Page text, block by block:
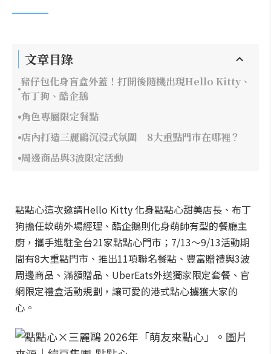
文章目錄
豬仔包化身盲盒外蓋！打開後隨機出現Hello Kitty、
布丁狗、酷企鵝
角色專屬限定餐點
店內打造三麗鷗沉浸式氛圍 8大重點門市在哪裡？
周邊商品與3波限定活動
點點心這次邀請Hello Kitty 化身點點心甜美店長、布丁
狗擔任軟萌外場經理、酷企鵝則化身萌帥有型的餐廳主
廚，攜手進駐全台21家點點心門市；7/13～9/13活動期
間有8大重點門市、推出11項聯名餐點、豐富贈禮與3波
周邊商品、滿額贈品、UberEats外送獨家限定套餐、官
網限定禮盒活動規劃，讓可愛的港式點心擄獲大家的
心。